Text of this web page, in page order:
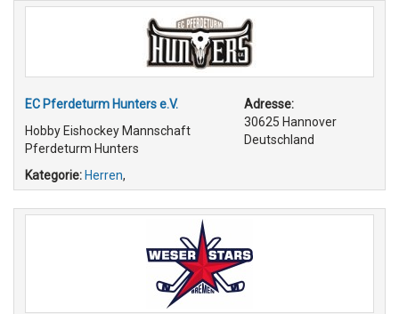
EC Pferdeturm Hunters e.V.
Hobby Eishockey Mannschaft
Pferdeturm Hunters
Adresse:
30625 Hannover
Deutschland
Kategorie: Herren,